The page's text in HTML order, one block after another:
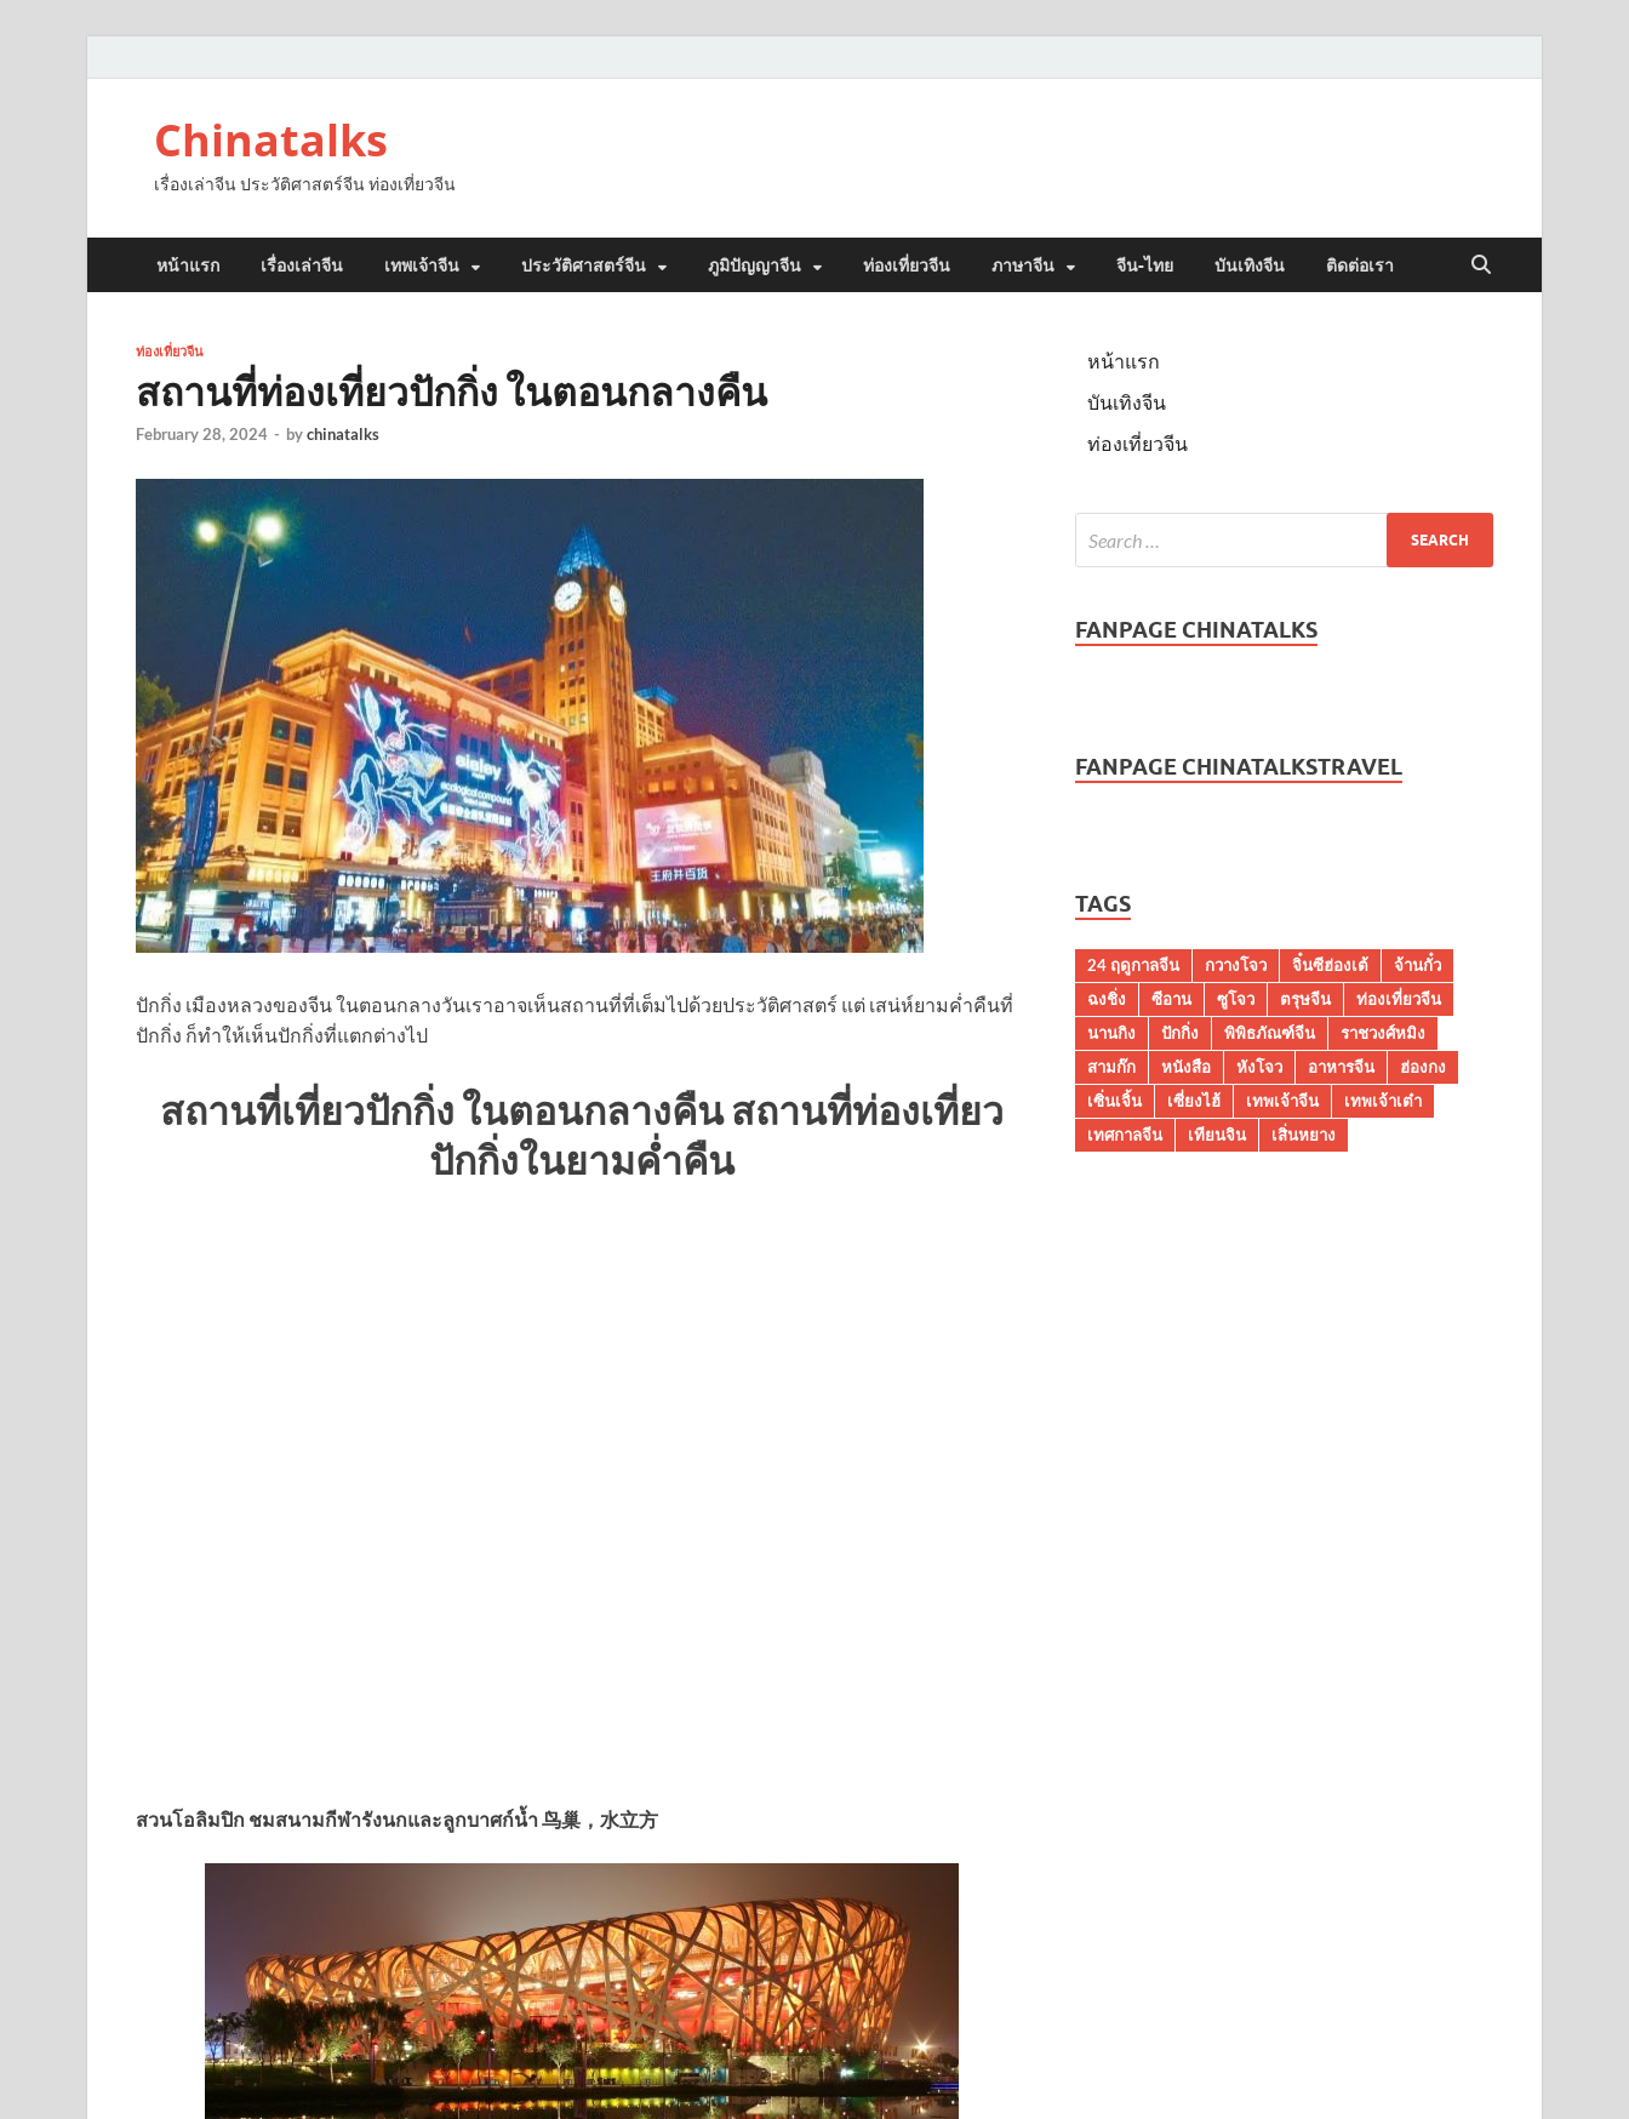
Chinatalks
เรื่องเล่าจีน ประวัติศาสตร์จีน ท่องเที่ยวจีน
หน้าแรก เรื่องเล่าจีน เทพเจ้าจีน ประวัติศาสตร์จีน ภูมิปัญญาจีน ท่องเที่ยวจีน ภาษาจีน จีน-ไทย บันเทิงจีน ติดต่อเรา
ท่องเที่ยวจีน
สถานที่ท่องเที่ยวปักกิ่ง ในตอนกลางคืน
February 28, 2024 - bychinatalks
ปักกิ่ง เมืองหลวงของจีน ในตอนกลางวันเราอาจเห็นสถานที่ที่เต็มไปด้วยประวัติศาสตร์ แต่ เสน่ห์ยามค่ำคืนที่
ปักกิ่ง ก็ทำให้เห็นปักกิ่งที่แตกต่างไป
สถานที่เที่ยวปักกิ่ง ในตอนกลางคืน สถานที่ท่องเที่ยว
ปักกิ่งในยามค่ำคืน
สวนโอลิมปิก ชมสนามกีฬารังนกและลูกบาศก์น้ำ 鸟巢，水立方
หน้าแรก
บันเทิงจีน
ท่องเที่ยวจีน
FANPAGE CHINATALKS
FANPAGE CHINATALKSTRAVEL
TAGS
24 ฤดูกาลจีน กวางโจว จิ๋นซีฮ่องเต้
จ้านกั๋ว
ฉงชิ่ง
ซีอาน ซูโจว ตรุษจีน
ท่องเที่ยวจีน
นานกิง
ปักกิ่ง พิพิธภัณฑ์จีน
ราชวงศ์หมิง
สามก๊ก
หนังสือ หังโจว อาหารจีน
ฮ่องกง
เซิ่นเจิ้น
เซี่ยงไฮ้ เทพเจ้าจีน
เทพเจ้าเต๋า
เทศกาลจีน
เทียนจิน เสิ่นหยาง